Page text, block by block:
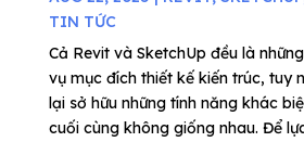
TIN TỨC
Cả Revit và SketchUp đều là
vụ mục đích thiết kế kiến trúc, tuy
lại sở hữu những tính năng khác
cuối cùng không giống nhau. Để